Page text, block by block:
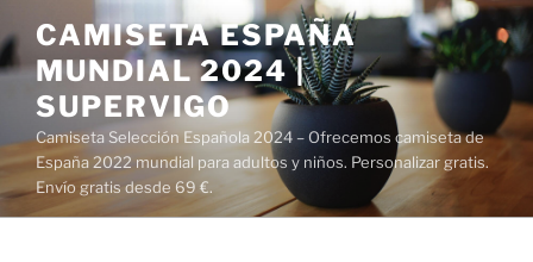
al
contenido
CAMISETA ESPAÑA
MUNDIAL 2024 |
SUPERVIGO
Camiseta Selección Española 2024 – Ofrecemos camiseta de
España 2022 mundial para adultos y niños. Personalizar gratis.
Envío gratis desde 69 €.